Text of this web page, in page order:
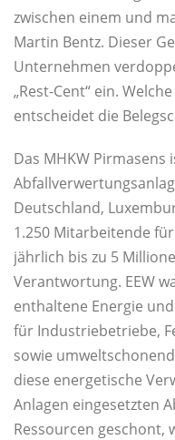
zwischen einem und
Martin Bentz. Dieser
Unternehmen
„Rest-Cent“ ein.
entscheidet die
Das MHKW
Deutschland,
1.250 Mitarbeitende
jährlich bis zu 5
Verantwortung. EEW
enthaltene Energie
für Industriebetriebe,
sowie
diese energetische
Anlagen eingesetzten
Ressourcen geschont,